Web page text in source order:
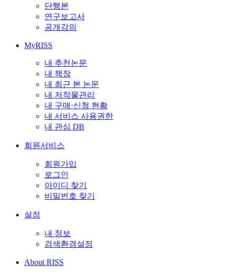
단행본
연구보고서
공개강의
MyRISS
내 추천논문
내 책장
내 최근 본 논문
내 저작물관리
내 구매·신청 현황
내 서비스 사용권한
내 관심 DB
회원서비스
회원가입
로그인
아이디 찾기
비밀번호 찾기
설정
내 정보
검색환경설정
About RISS